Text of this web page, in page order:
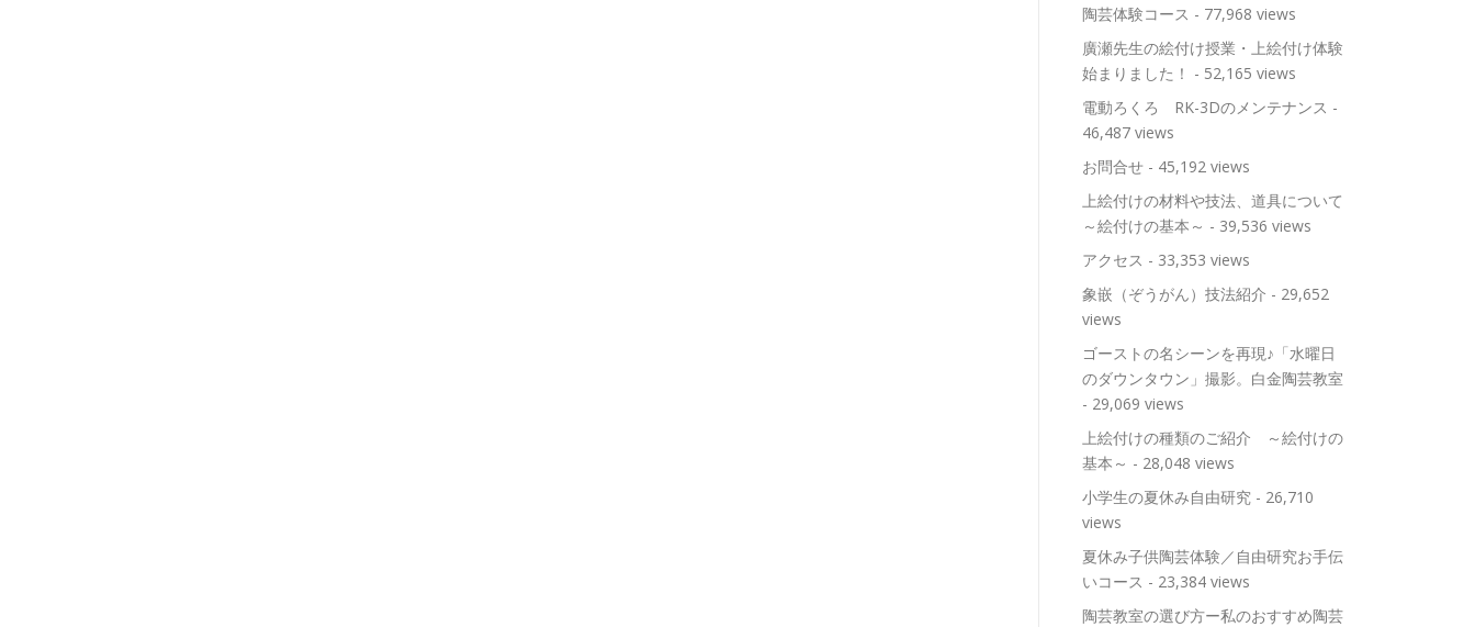
陶芸体験コース - 77,968 views
廣瀬先生の絵付け授業・上絵付け体験
始まりました！ - 52,165 views
電動ろくろ RK-3Dのメンテナンス -
46,487 views
お問合せ - 45,192 views
上絵付けの材料や技法、道具について
～絵付けの基本～ - 39,536 views
アクセス - 33,353 views
象嵌（ぞうがん）技法紹介 - 29,652
views
ゴーストの名シーンを再現♪「水曜日
のダウンタウン」撮影。白金陶芸教室
- 29,069 views
上絵付けの種類のご紹介 ～絵付けの
基本～ - 28,048 views
小学生の夏休み自由研究 - 26,710
views
夏休み子供陶芸体験／自由研究お手伝
いコース - 23,384 views
陶芸教室の選び方ー私のおすすめ陶芸